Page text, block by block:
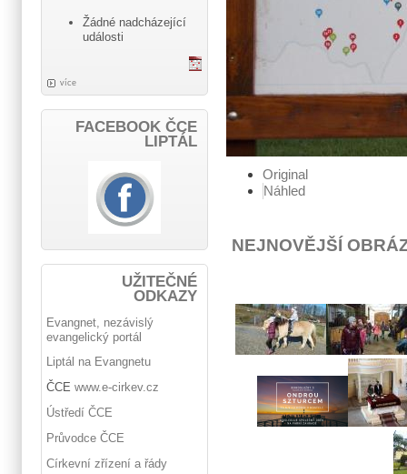
Original
Náhled
NEJNOVĚJŠÍ
Žádné nadcházející
události
více
FACEBOOK ČCE
LIPTÁL
UŽITEČNÉ
ODKAZY
Evangnet, nezávislý
evangelický portál
Liptál na Evangnetu
ČCE www.e-cirkev.cz
Ústředí ČCE
Průvodce ČCE
Církevní zřízení a řády